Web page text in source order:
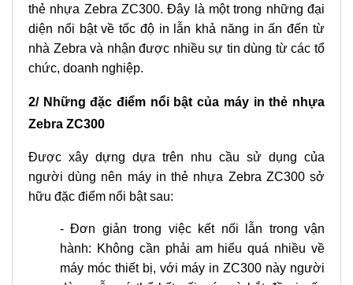
thẻ nhựa Zebra ZC300. Đây là một trong những đại
diện nổi bật về tốc độ in lẫn khả năng in ấn đến từ
nhà Zebra và nhận được nhiều sự tin dùng từ các tổ
chức, doanh nghiệp.
2/ Những đặc điểm nổi bật của máy in thẻ nhựa
Zebra ZC300
Được xây dựng dựa trên nhu cầu sử dụng của
người dùng nên máy in thẻ nhựa Zebra ZC300 sở
hữu đặc điểm nổi bật sau:
- Đơn giản trong việc kết nối lẫn trong vận
hành: Không cần phải am hiểu quá nhiều về
máy móc thiết bị, với máy in ZC300 này người